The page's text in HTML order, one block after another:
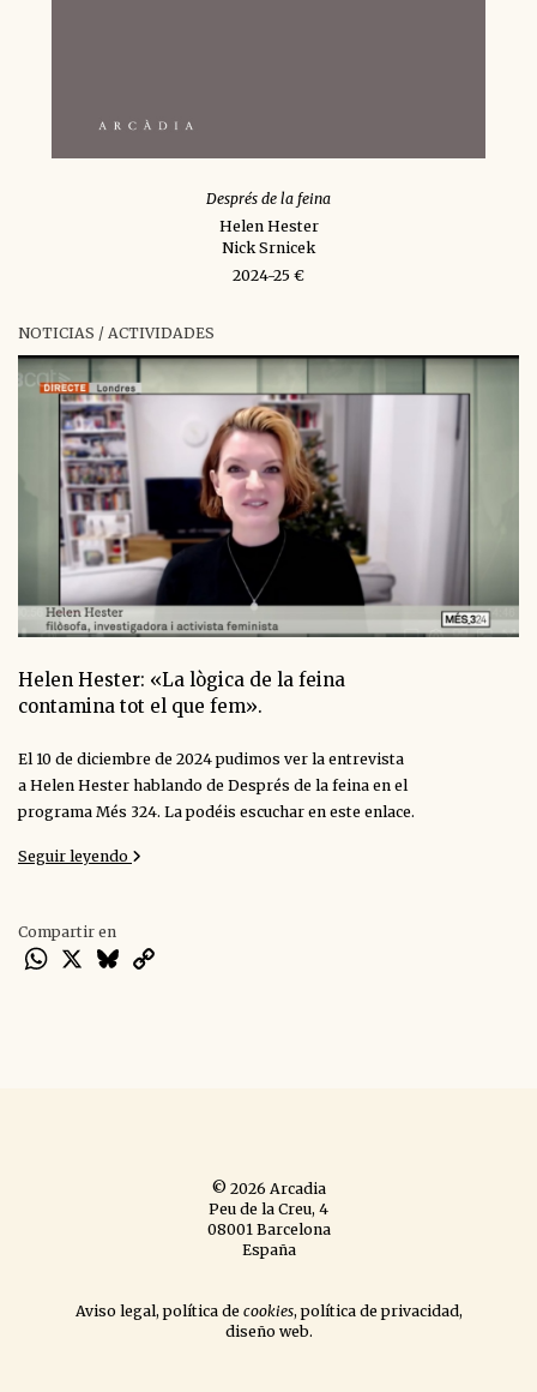
Després de la feina
Helen Hester
Nick Srnicek
2024-25 €
NOTICIAS / ACTIVIDADES
Helen Hester: «La lògica de la feina
contamina tot el que fem».
El 10 de diciembre de 2024 pudimos ver la entrevista
a Helen Hester hablando de Després de la feina en el
programa Més 324. La podéis escuchar en este enlace.
Seguir leyendo
Compartir en
WhatsApp
X Bluesky
© 2026 Arcadia
Peu de la Creu, 4
08001 Barcelona
España
Aviso legal,política de cookies,política de privacidad,
diseño web.